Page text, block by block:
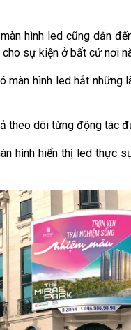
hình led cũng dẫn
sự kiện ở bất cứ nơi
màn hình led hắt
theo dõi từng động tác
hình hiển thị led thực